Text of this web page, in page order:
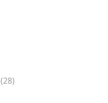
(28)